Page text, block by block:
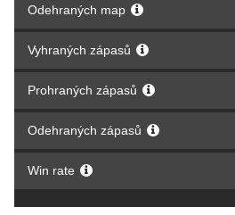
Odehraných map
Vyhraných zápasů
Prohraných zápasů
Odehraných zápasů
Win rate